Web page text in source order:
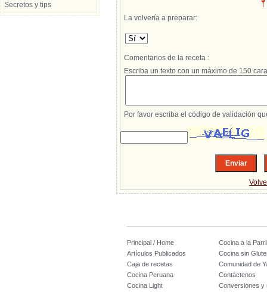
Secretos y tips
La volvería a preparar:
Comentarios de la receta :
Escriba un texto con un máximo de 150
Por favor escriba el código de validación
Principal / Home
Cocina a la
Artículos Publicados
Cocina sin
Caja de recetas
Comunidad de
Cocina Peruana
Contáctenos
Cocina Light
Conversiones y